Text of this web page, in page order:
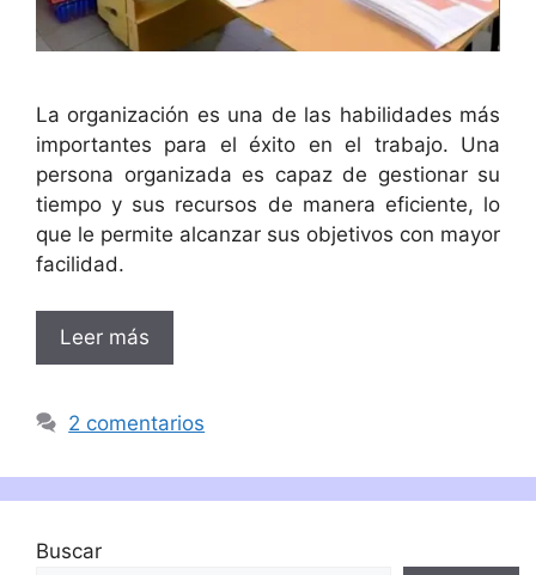
La organización es una de las habilidades más
importantes para el éxito en el trabajo. Una
persona organizada es capaz de gestionar su
tiempo y sus recursos de manera eficiente, lo
que le permite alcanzar sus objetivos con mayor
facilidad.
Leer más
2 comentarios
Buscar